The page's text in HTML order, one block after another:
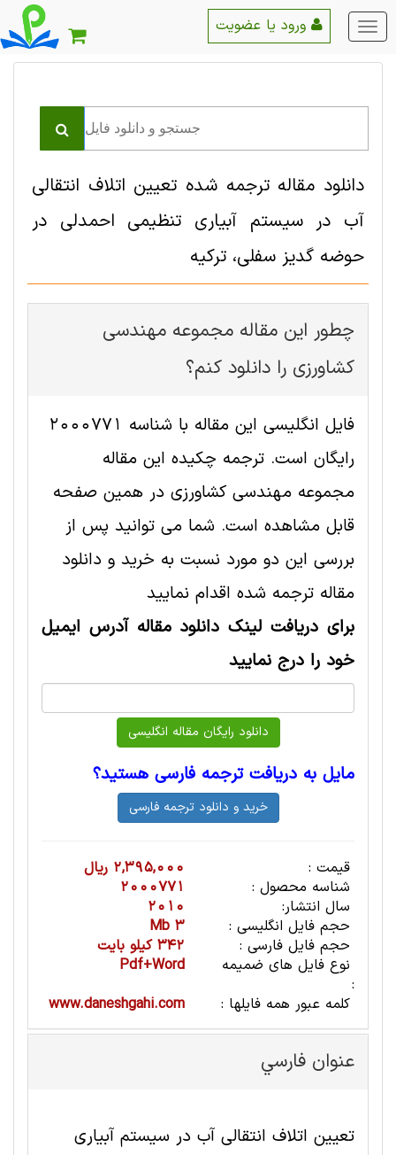
منو
اصلی
دانلود مقاله ترجمه شده تعیین اتلاف انتقالی
آب در سیستم آبیاری تنظیمی احمدلی در
حوضه گدیز سفلی، ترکیه
چطور این مقاله مجموعه مهندسی
كشاورزی را دانلود کنم؟
فایل انگلیسی این مقاله با شناسه 2000771
رایگان است. ترجمه چکیده این مقاله
مجموعه مهندسی كشاورزی در همین صفحه
قابل مشاهده است. شما می توانید پس از
بررسی این دو مورد نسبت به خرید و دانلود
مقاله ترجمه شده اقدام نمایید
برای دریافت لینک دانلود مقاله آدرس ایمیل
خود را درج نمایید
مایل به دریافت ترجمه فارسی هستید؟
قیمت :
2,395,000 ریال
شناسه محصول :
2000771
سال انتشار:
2010
حجم فایل انگلیسی :
3 Mb
حجم فایل فارسی :
342 کیلو بایت
نوع فایل های ضمیمه
:
Pdf+Word
کلمه عبور همه فایلها :
www.daneshgahi.com
عنوان فارسي
تعیین اتلاف انتقالی آب در سیستم آبیاری